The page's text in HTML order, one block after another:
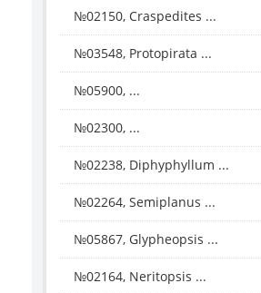
№02150, Craspedites ...
№03548, Protopirata ...
№05900, ...
№02300, ...
№02238, Diphyphyllum ...
№02264, Semiplanus ...
№05867, Glypheopsis ...
№02164, Neritopsis ...